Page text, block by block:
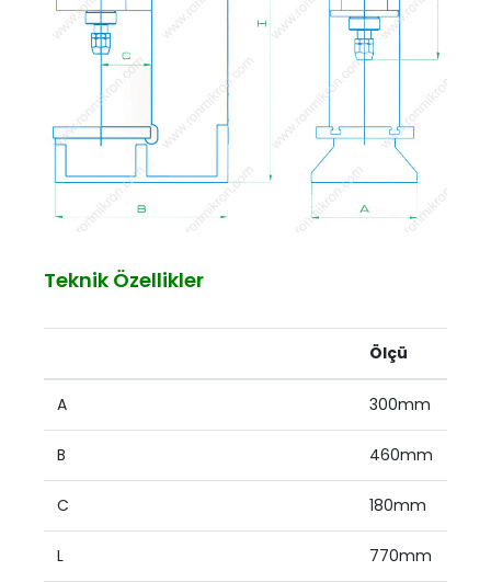
Teknik Özellikler
Ölçü
A 300mm
B 460mm
C 180mm
L 770mm